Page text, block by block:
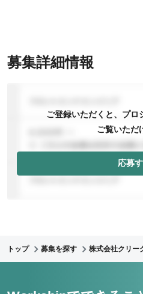
募集詳細情報
ご登録いただくと、プロ
ご覧いただ
応募
トップ 募集を探す 株式会社クリー